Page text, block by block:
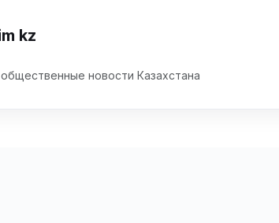
kz
новости Казахстана